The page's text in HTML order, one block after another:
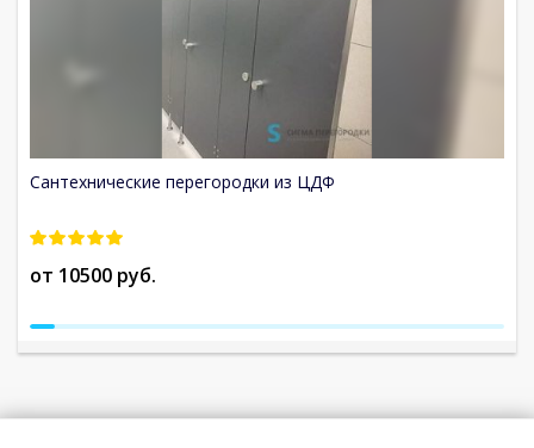
Сантехнические перегородки из ЦДФ
от 10500 руб.